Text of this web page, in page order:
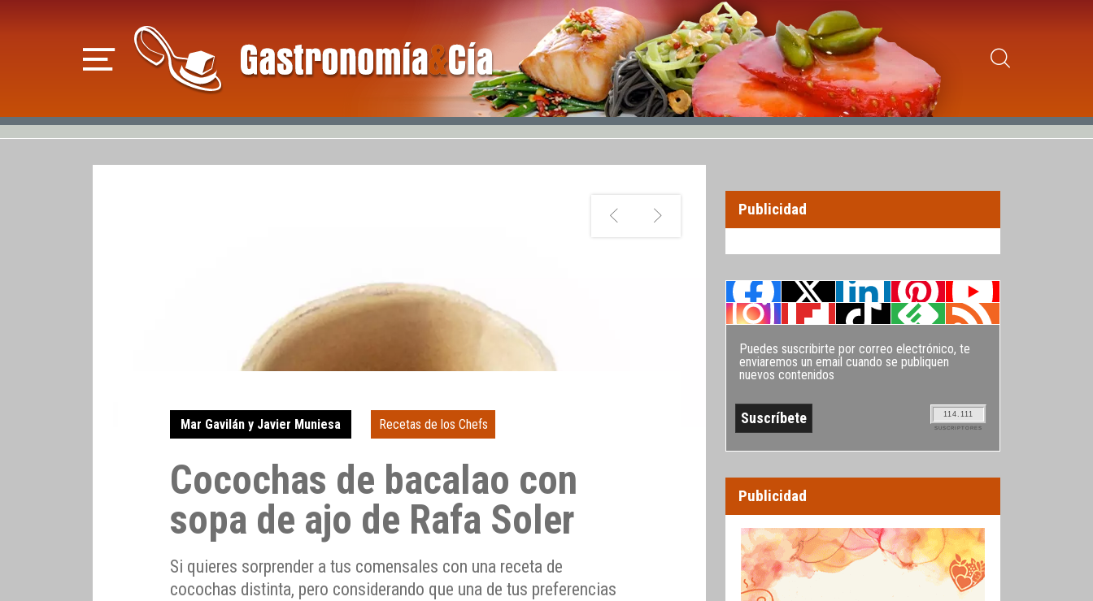
Mar Gavilán y Javier Muniesa Recetas de los Chefs
Cocochas de bacalao con
sopa de ajo de Rafa Soler
Si quieres sorprender a tus comensales con una receta de
cocochas distinta, pero considerando que una de tus preferencias
Publicidad
Puedes suscribirte por correo electrónico, te
enviaremos un email cuando se publiquen
nuevos contenidos
114.111
SUSCRIPTORES
Publicidad